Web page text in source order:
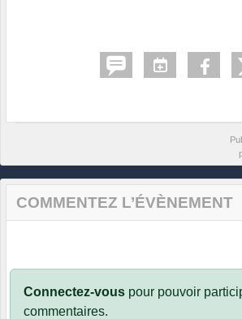
COMMENTEZ L’ÉVÈNEMENT
Connectez-vous pour pouvoir
commentaires.